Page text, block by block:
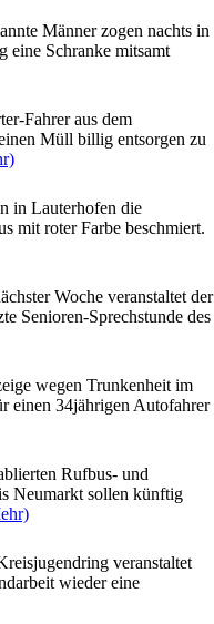
Männer zogen nachts in
eine Schranke mitsamt
Fahrer aus dem
Müll billig entsorgen zu
in Lauterhofen die
mit roter Farbe beschmiert.
Woche veranstaltet der
Senioren-Sprechstunde des
wegen Trunkenheit im
einen 34jährigen Autofahrer
Rufbus- und
Neumarkt sollen künftig
veranstaltet
wieder eine